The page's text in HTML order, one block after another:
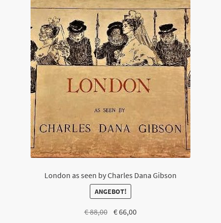
London as seen by Charles Dana Gibson
ANGEBOT!
€88,00 Ursprünglicher
€66,00Aktueller